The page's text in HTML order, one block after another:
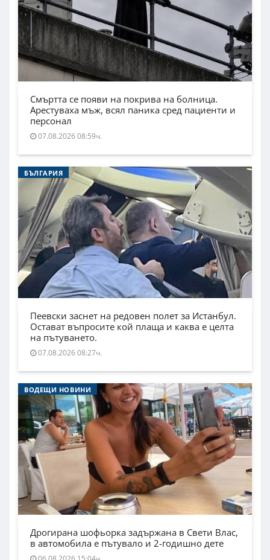
Смъртта се появи на покрива на болница.
Арестуваха мъж, всял паника сред пациенти и
персонал
07.08.2026 08:59ч.
БЪЛГАРИЯ
Пеевски заснет на редовен полет за Истанбул.
Остават въпросите кой плаща и каква е целта
на пътуването.
07.08.2026 08:27ч.
ВОДЕЩИ НОВИНИ
Дрогирана шофьорка задържана в Свети Влас,
в автомобила е пътувало и 2-годишно дете